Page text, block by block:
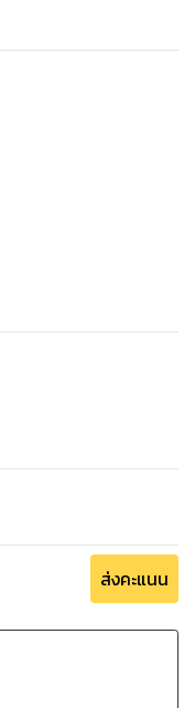
ส่งคะแนน